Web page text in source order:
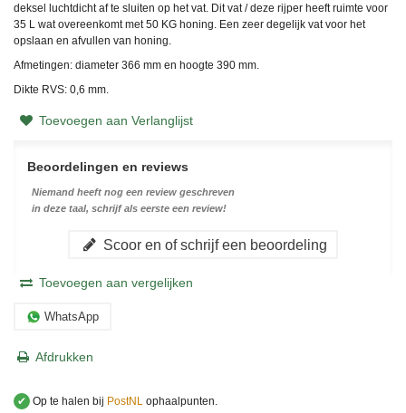
deksel luchtdicht af te sluiten op het vat. Dit vat / deze rijper heeft ruimte voor
35 L wat overeenkomt met 50 KG honing. Een zeer degelijk vat voor het
opslaan en afvullen van honing.
Afmetingen: diameter 366 mm en hoogte 390 mm.
Dikte RVS: 0,6 mm.
Toevoegen aan Verlanglijst
Beoordelingen en reviews
Niemand heeft nog een review geschreven
in deze taal, schrijf als eerste een review!
Scoor en of schrijf een beoordeling
Toevoegen aan vergelijken
WhatsApp
Afdrukken
✔ Op te halen bij PostNL ophaalpunten.